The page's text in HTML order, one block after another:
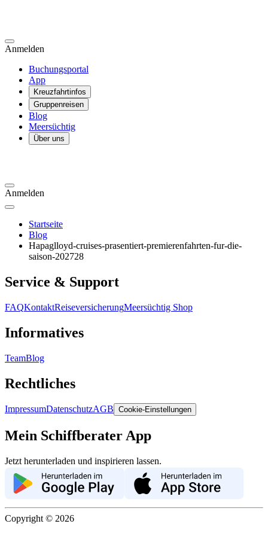
Anmelden
Buchungsportal
App
Kreuzfahrtinfos
Gruppenreisen
Blog
Meersüchtig
Über uns
Anmelden
Startseite
Blog
Hapaglloyd-cruises-prasentiert-premierenfahrten-fur-die-
saison-202728
Service & Support
FAQKontaktReiseversicherungMeersüchtig Shop
Informatives
TeamBlog
Rechtliches
ImpressumDatenschutzAGB Cookie-Einstellungen
Mein Schiffberater App
Jetzt herunterladen und inspirieren lassen.
Copyright © 2026